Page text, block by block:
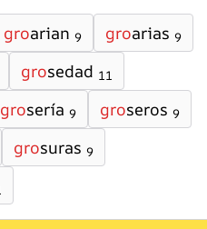
groarian 9 groarias 9
grosedad 11
grosería 9 groseros 9
grosuras 9